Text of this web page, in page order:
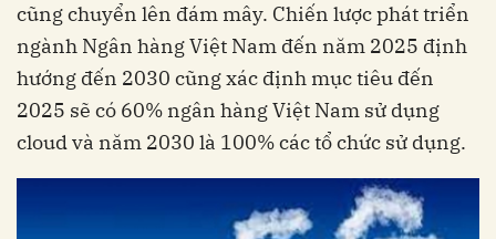
cũng chuyển lên đám mây. Chiến lược phát triển
ngành Ngân hàng Việt Nam đến năm 2025 định
hướng đến 2030 cũng xác định mục tiêu đến
2025 sẽ có 60% ngân hàng Việt Nam sử dụng
cloud và năm 2030 là 100% các tổ chức sử dụng.